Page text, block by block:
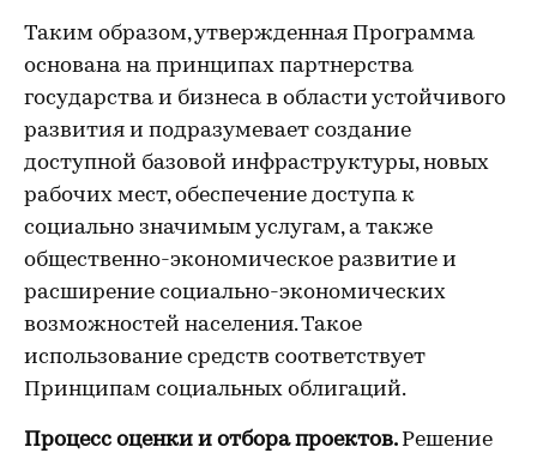
Таким образом, утвержденная Программа
основана на принципах партнерства
государства и бизнеса в области устойчивого
развития и подразумевает создание
доступной базовой инфраструктуры, новых
рабочих мест, обеспечение доступа к
социально значимым услугам, а также
общественно-экономическое развитие и
расширение социально-экономических
возможностей населения. Такое
использование средств соответствует
Принципам социальных облигаций.
Процесс оценки и отбора проектов. Решение